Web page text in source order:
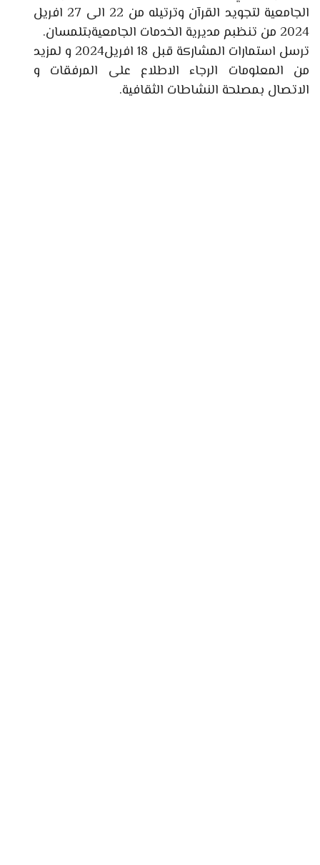
الجامعية لتجويد القرآن وترتيله من 22 الى 27 افريل
2024 من تنظبم مديرية الخدمات الجامعيةبتلمسان.
ترسل استمارات المشاركة قبل 18 افريل2024 و لمزيد
من المعلومات الرجاء الاطلاع على المرفقات و
الاتصال بمصلحة النشاطات الثقافية.